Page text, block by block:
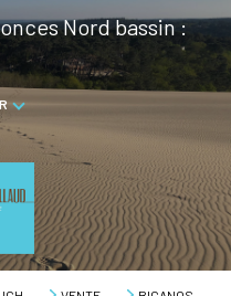
Nord bassin :